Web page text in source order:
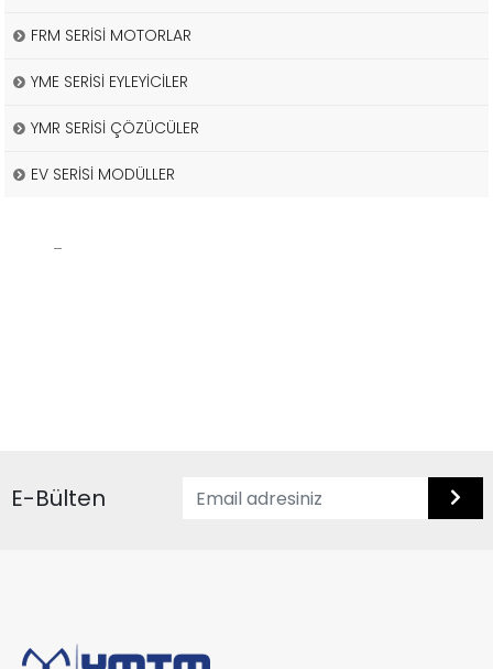
FRM SERİSİ MOTORLAR
YME SERİSİ EYLEYİCİLER
YMR SERİSİ ÇÖZÜCÜLER
EV SERİSİ MODÜLLER
E-Bülten